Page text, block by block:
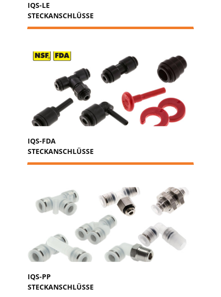
IQS-LE
STECKANSCHLÜSSE
IQS-FDA
STECKANSCHLÜSSE
IQS-PP
STECKANSCHLÜSSE